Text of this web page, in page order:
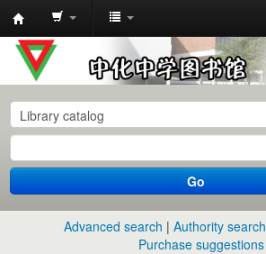
中
化
中
学
图
书
馆
Go
Advanced search Authority search
Purchase suggestions